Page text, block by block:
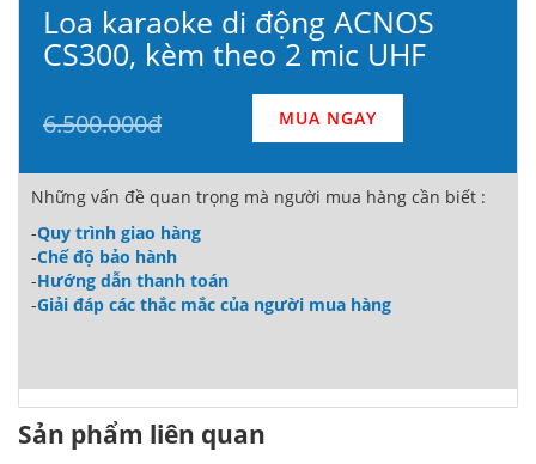
Loa karaoke di động ACNOS
CS300, kèm theo 2 mic UHF
6.500.000đ MUA NGAY
Những vấn đề quan trọng mà người mua hàng cần biết :
-Quy trình giao hàng
-Chế độ bảo hành
-Hướng dẫn thanh toán
-Giải đáp các thắc mắc của người mua hàng
Sản phẩm liên quan